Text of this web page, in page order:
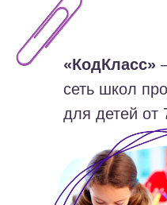
«КодКласс»
сеть школ
для детей от